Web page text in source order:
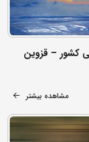
کشور – قزوین
مشاهده بیشتر